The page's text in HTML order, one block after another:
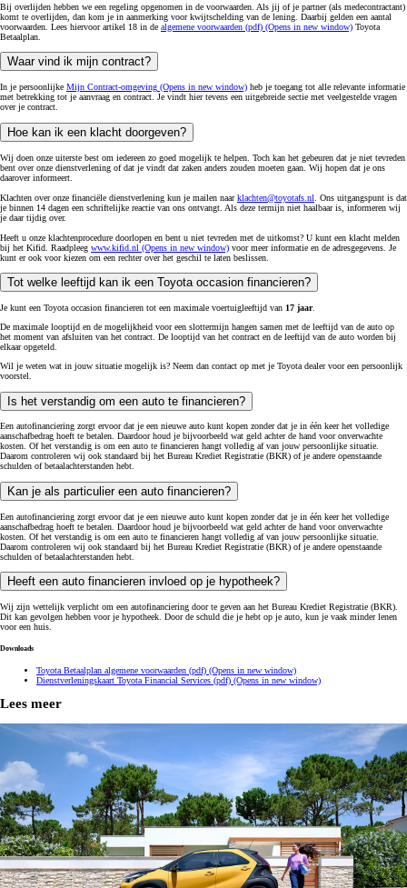
Bij overlijden hebben we een regeling opgenomen in de voorwaarden. Als jij of je partner (als medecontractant)
komt te overlijden, dan kom je in aanmerking voor kwijtschelding van de lening. Daarbij gelden een aantal
voorwaarden. Lees hiervoor artikel 18 in de algemene voorwaarden (pdf) (Opens in new window) Toyota
Betaalplan.
Waar vind ik mijn contract?
In je persoonlijke Mijn Contract-omgeving (Opens in new window) heb je toegang tot alle relevante informatie
met betrekking tot je aanvraag en contract. Je vindt hier tevens een uitgebreide sectie met veelgestelde vragen
over je contract.
Hoe kan ik een klacht doorgeven?
Wij doen onze uiterste best om iedereen zo goed mogelijk te helpen. Toch kan het gebeuren dat je niet tevreden
bent over onze dienstverlening of dat je vindt dat zaken anders zouden moeten gaan. Wij hopen dat je ons
daarover informeert.
Klachten over onze financiële dienstverlening kun je mailen naarklachten@toyotafs.nl . Ons uitgangspunt is dat
je binnen 14 dagen een schriftelijke reactie van ons ontvangt. Als deze termijn niet haalbaar is, informeren wij
je daar tijdig over.
Heeft u onze klachtenprocedure doorlopen en bent u niet tevreden met de uitkomst? U kunt een klacht melden
bij het Kifid. Raadpleeg www.kifid.nl (Opens in new window) voor meer informatie en de adresgegevens. Je
kunt er ook voor kiezen om een rechter over het geschil te laten beslissen.
Tot welke leeftijd kan ik een Toyota occasion financieren?
Je kunt een Toyota occasion financieren tot een maximale voertuigleeftijd van 17 jaar.
De maximale looptijd en de mogelijkheid voor een slottermijn hangen samen met de leeftijd van de auto op
het moment van afsluiten van het contract. De looptijd van het contract en de leeftijd van de auto worden bij
elkaar opgeteld.
Wil je weten wat in jouw situatie mogelijk is? Neem dan contact op met je Toyota dealer voor een persoonlijk
voorstel.
Is het verstandig om een auto te financieren?
Een autofinanciering zorgt ervoor dat je een nieuwe auto kunt kopen zonder dat je in één keer het volledige
aanschafbedrag hoeft te betalen. Daardoor houd je bijvoorbeeld wat geld achter de hand voor onverwachte
kosten. Of het verstandig is om een auto te financieren hangt volledig af van jouw persoonlijke situatie.
Daarom controleren wij ook standaard bij het Bureau Krediet Registratie (BKR) of je andere openstaande
schulden of betaalachterstanden hebt.
Kan je als particulier een auto financieren?
Een autofinanciering zorgt ervoor dat je een nieuwe auto kunt kopen zonder dat je in één keer het volledige
aanschafbedrag hoeft te betalen. Daardoor houd je bijvoorbeeld wat geld achter de hand voor onverwachte
kosten. Of het verstandig is om een auto te financieren hangt volledig af van jouw persoonlijke situatie.
Daarom controleren wij ook standaard bij het Bureau Krediet Registratie (BKR) of je andere openstaande
schulden of betaalachterstanden hebt.
Heeft een auto financieren invloed op je hypotheek?
Wij zijn wettelijk verplicht om een autofinanciering door te geven aan het Bureau Krediet Registratie (BKR).
Dit kan gevolgen hebben voor je hypotheek. Door de schuld die je hebt op je auto, kun je vaak minder lenen
voor een huis.
Downloads
Toyota Betaalplan algemene voorwaarden (pdf) (Opens in new window)
Dienstverleningskaart Toyota Financial Services (pdf) (Opens in new window)
Lees meer